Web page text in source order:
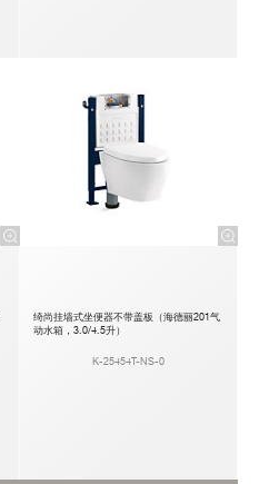
绮尚挂墙式坐便器不带盖板（海德丽201气
动水箱，3.0/4.5升）
K-25454T-NS-0